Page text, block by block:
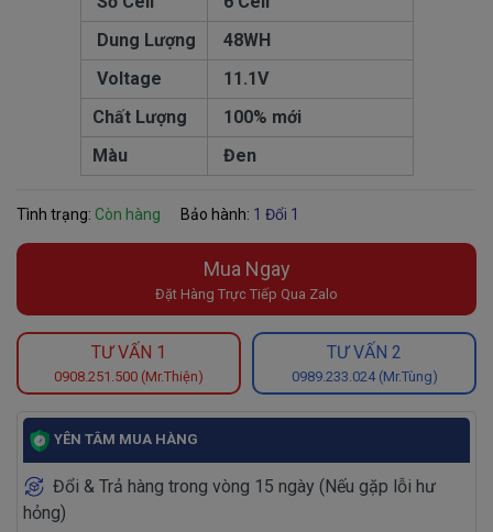
Dung Lượng
48WH
Voltage
11.1V
Chất Lượng
100% mới
Màu
Đen
Tình trạng: Còn hàng Bảo hành: 1 Đổi 1
Mua Ngay
Đặt Hàng Trực Tiếp Qua Zalo
TƯ VẤN 1
0908.251.500 (Mr.Thiện)
TƯ VẤN 2
0989.233.024 (Mr.Tùng)
YÊN TÂM MUA HÀNG
Đổi & Trả hàng trong vòng 15 ngày (Nếu gặp lỗi hư
hỏng)